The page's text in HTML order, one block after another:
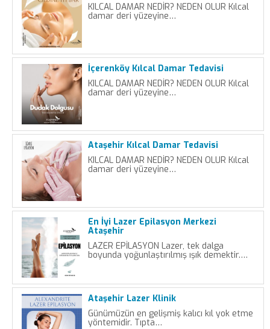
KILCAL DAMAR NEDİR? NEDEN OLUR Kılcal
damar deri yüzeyine…
İçerenköy Kılcal Damar Tedavisi
KILCAL DAMAR NEDİR? NEDEN OLUR Kılcal
damar deri yüzeyine…
Ataşehir Kılcal Damar Tedavisi
KILCAL DAMAR NEDİR? NEDEN OLUR Kılcal
damar deri yüzeyine…
En İyi Lazer Epilasyon Merkezi
Ataşehir
LAZER EPİLASYON Lazer, tek dalga
boyunda yoğunlaştırılmış ışık demektir.…
Ataşehir Lazer Klinik
Günümüzün en gelişmiş kalıcı kıl yok etme
yöntemidir. Tıpta…